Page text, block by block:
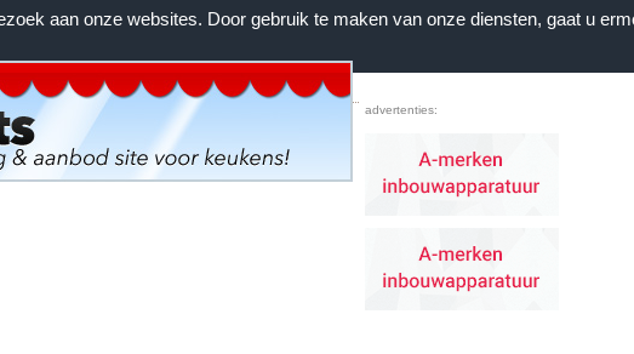
aan onze websites. Door gebruik te maken van onze diensten, gaat u
Home | Voorwaarden | Contact Favorieten
advertenties: